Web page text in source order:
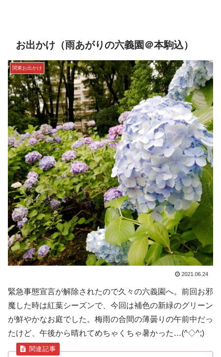
お出かけ（雨あがりの六義園＠本駒込）
関東お出かけ
2021.06.24
緊急事態宣言が解除されたので久々の六義園へ。前回お邪
魔した時は紅葉シーズンで、今回は補色の新緑のグリーン
が鮮やかなお庭でした。梅雨の合間の薄曇りの午前中だっ
たけど、午後から晴れてめちゃくちゃ暑かった…(^◇^;)